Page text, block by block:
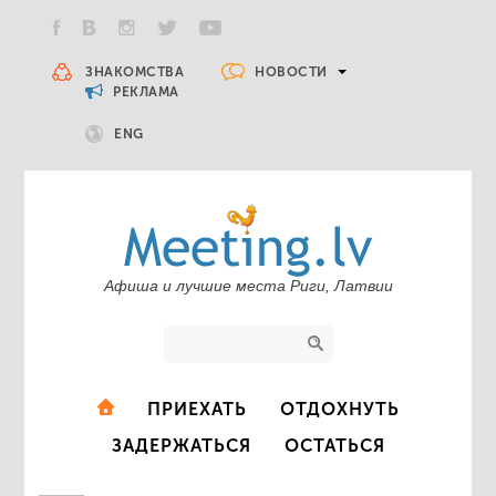
ЗНАКОМСТВА
НОВОСТИ
РЕКЛАМА
ENG
Афиша и лучшие места Риги, Латвии
ПРИЕХАТЬ
ОТДОХНУТЬ
ЗАДЕРЖАТЬСЯ
ОСТАТЬСЯ